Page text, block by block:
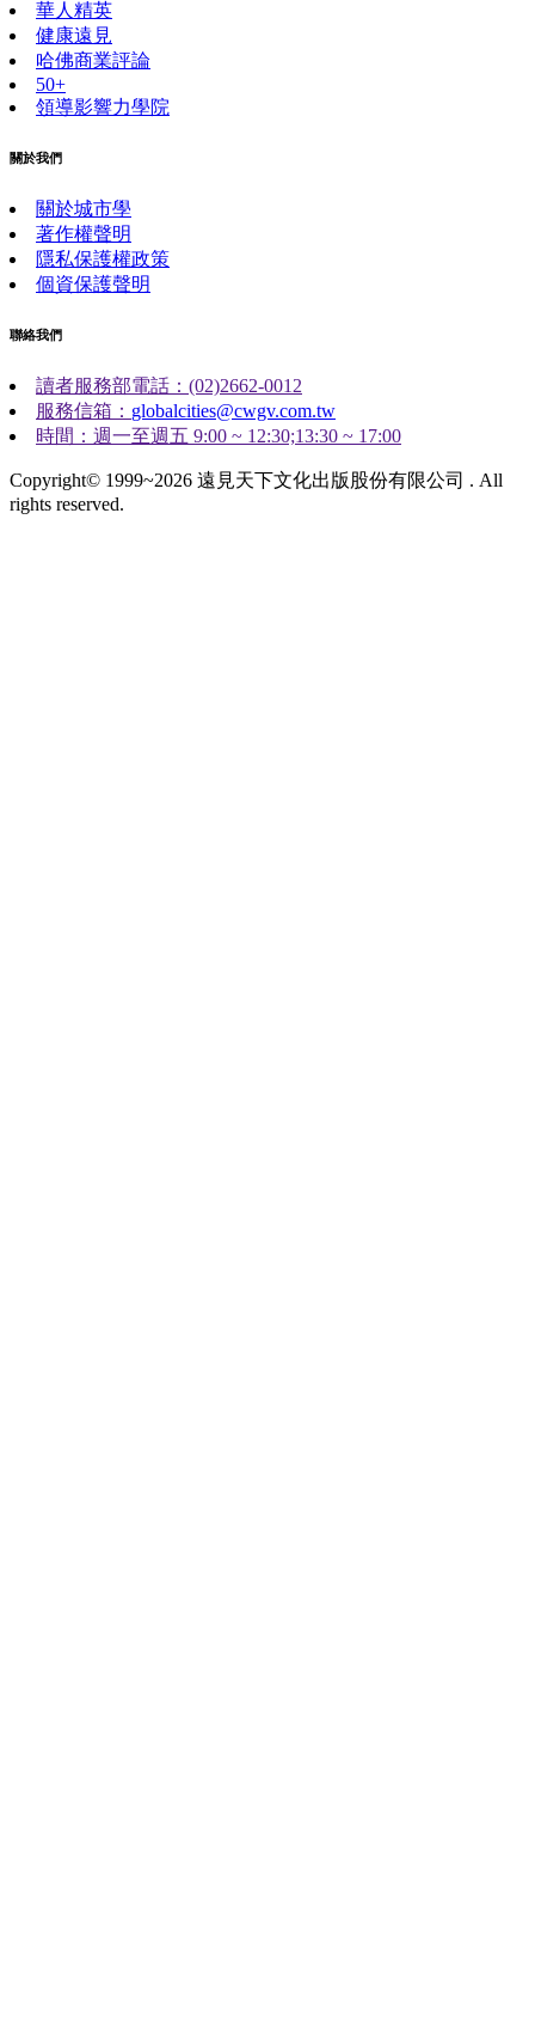
華人精英
健康遠見
哈佛商業評論
50+
領導影響力學院
關於我們
關於城市學
著作權聲明
隱私保護權政策
個資保護聲明
聯絡我們
讀者服務部電話：(02)2662-0012
服務信箱： globalcities@cwgv.com.tw
時間：週一至週五 9:00 ~ 12:30;13:30 ~ 17:00
Copyright© 1999~2026 遠見天下文化出版股份有限公司 . All
rights reserved.